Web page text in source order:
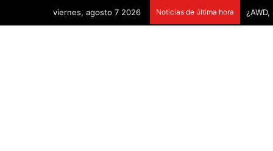
viernes, agosto 7 2026 Noticias de última hora